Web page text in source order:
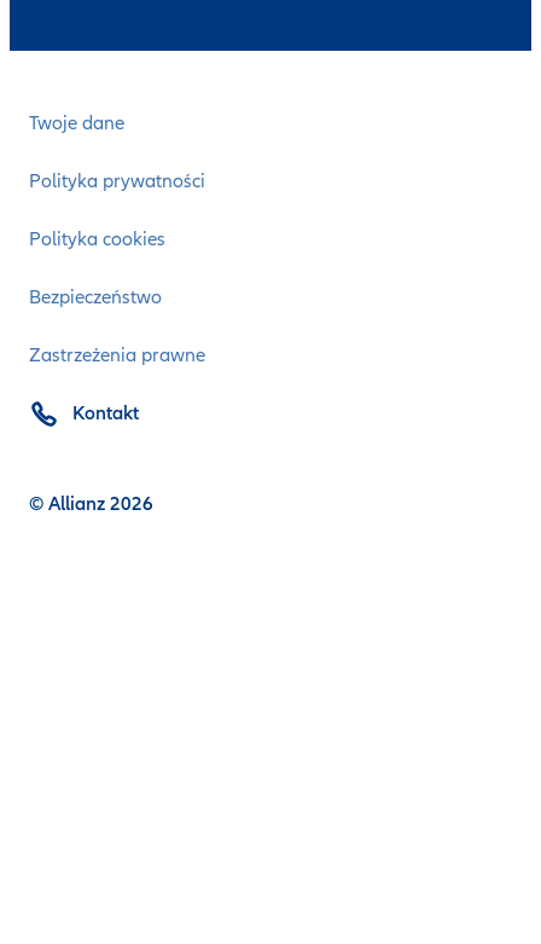
Twoje dane
Polityka prywatności
Polityka cookies
Bezpieczeństwo
Zastrzeżenia prawne
© Allianz 2026
Kontakt